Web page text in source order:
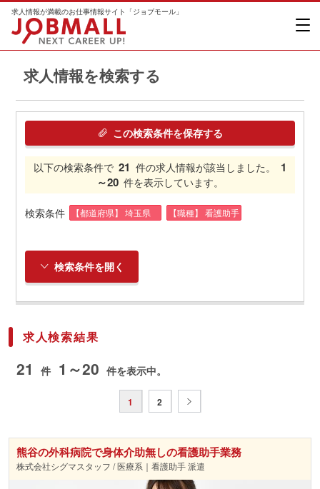
求人情報が満載のお仕事情報サイト「ジョブモール」
求人情報を検索する
この検索条件を保存する
以下の検索条件で 21 件の求人情報が該当しました。
1
～20 件を表示しています。
検索条件 【都道府県】 埼玉県 【職種】 看護助手
検索条件を開く
求人検索結果
21 件 1～20 件を表示中。
1 2
熊谷の外科病院で身体介助無しの看護助手業務
株式会社シグマスタッフ / 医療系｜看護助手 派遣